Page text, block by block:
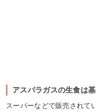
アスパラガスの生食は
スーパーなどで販売されて